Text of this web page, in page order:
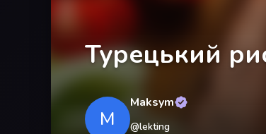
Турецький
M
Maksym
@lekting